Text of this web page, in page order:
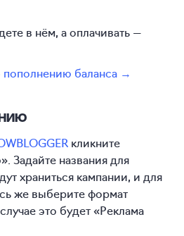
в нём, а оплачивать —
пополнению баланса →
кликните
Задайте названия для
храниться кампании, и для
же выберите формат
это будет «Реклама